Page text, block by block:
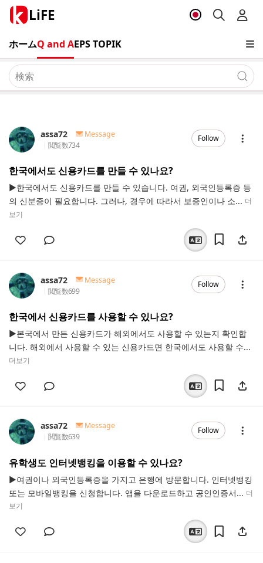
LiFE
ホームQ and AEPS TOPIK
assa72
Message
閲覧数734
Follow
한국에서도 신용카드를 만들 수 있나요?
▶한국에서도 신용카드를 만들 수 있습니다. 여권, 외국인등록증 등
의 신분증이 필요합니다. 그러나, 경우에 따라서 보증인이나 소... 더
보기
assa72
Message
閲覧数699
Follow
한국에서 신용카드를 사용할 수 있나요?
▶본국에서 만든 신용카드가 해외에서도 사용할 수 있는지 확인합
니다. 해외에서 사용할 수 있는 신용카드면 한국에서도 사용할 수...
더보기
assa72
Message
閲覧数639
Follow
유학생도 인터넷뱅킹을 이용할 수 있나요?
▶여권이나 외국인등록증을 가지고 은행에 방문합니다. 인터넷뱅킹
또는 모바일뱅킹을 신청합니다. 앱을 다운로드하고 공인인증서... 더
보기